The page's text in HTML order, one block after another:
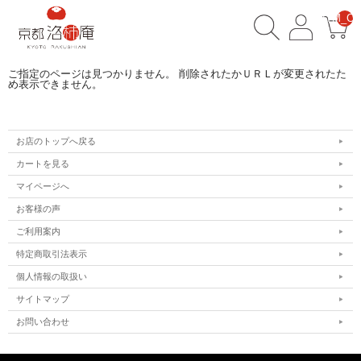
ご指定のページは見つかりません。 削除されたかＵＲＬが変更されたた
め表示できません。
お店のトップへ戻る
カートを見る
マイページへ
お客様の声
ご利用案内
特定商取引法表示
個人情報の取扱い
サイトマップ
お問い合わせ